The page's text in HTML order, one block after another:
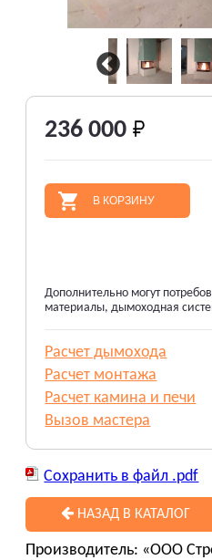
236 000
В КОРЗИНУ
Дополнительно могут
материалы, дымоходная
Расчет дымохода
Расчет монтажа
Расчет камина и печи
Вызов мастера
Сохранить в файл .pdf
НАЗАД В КАТАЛОГ
Производитель: «ООО